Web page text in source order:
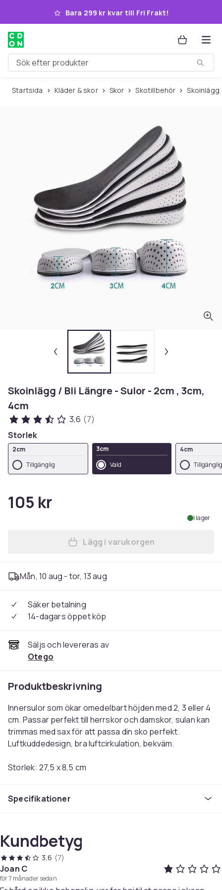
Hoppa till huvudinnehållet
Bara 299 kr kvar till Fri Frakt!
Sök efter produkter
Startsida Kläder & skor Skor Skotillbehör Skoinlägg
Skoinlägg / Bli Längre - Sulor - 2cm , 3cm,
4cm
3,6 (7)
Storlek
2cm
Tillgänglig
3cm
Vald
4cm
Tillgänglig
105 kr
I lager
Lägg till Skoinlägg / Bli
Lägg i varukorgen
Mån, 10 aug - tor, 13 aug
Säker betalning
14-dagars öppet köp
Säljs och levereras av
Otego
Produktbeskrivning
Innersulor som ökar omedelbart höjden med 2, 3 eller 4
cm. Passar perfekt till herrskor och damskor, sulan kan
trimmas med sax för att passa din sko perfekt.
Luftkuddedesign, bra luftcirkulation, bekväm.
Storlek: 27,5 x 8,5 cm
Antal: 2st (1par)
Black
Storlek
3cm
Artikel.nr.
e1b6e837-9e39-4af7-9564-2286cd1a4afc
Specifikationer
Kundbetyg
3,6 (7)
Joan C
för 7 månader sedan